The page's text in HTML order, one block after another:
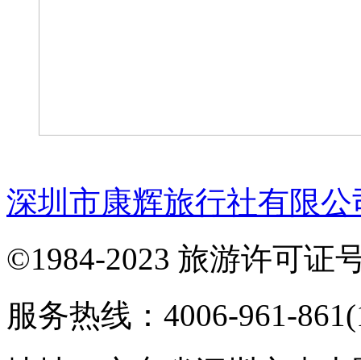
深圳市康辉旅行社有限
©1984-2023 旅游许可证
服务热线：4006-961-